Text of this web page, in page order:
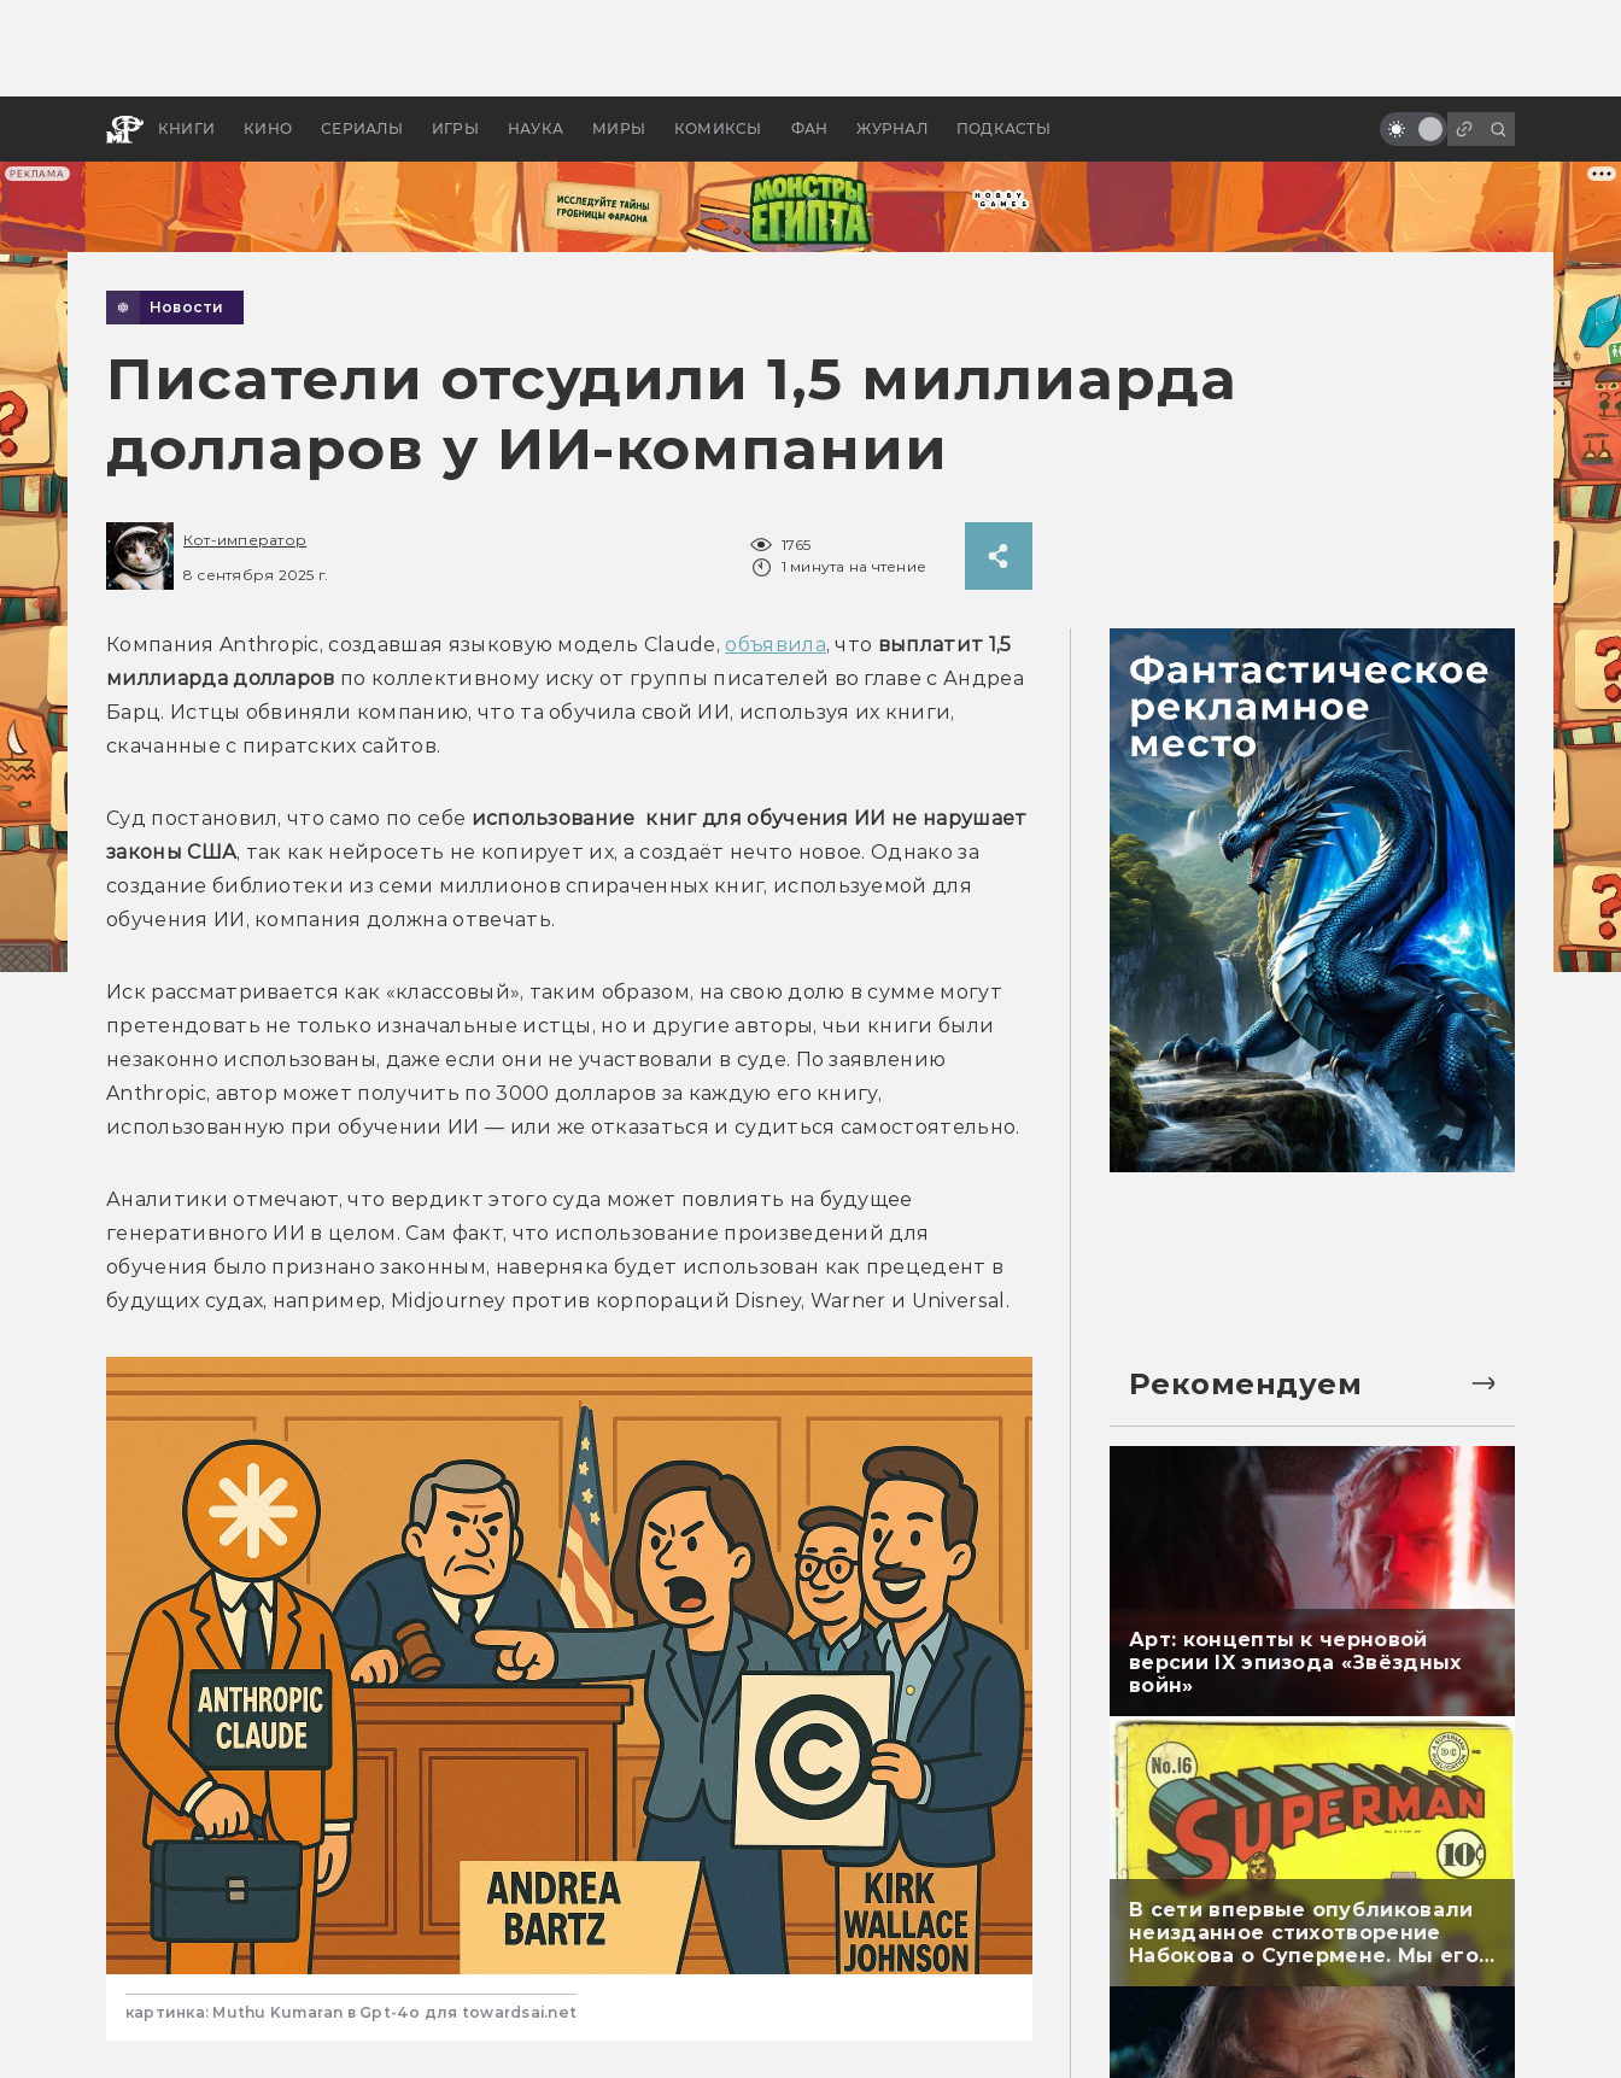
РЕКЛАМА
КНИГИ КИНО СЕРИАЛЫ ИГРЫ НАУКА МИРЫ КОМИКСЫ ФАН ЖУРНАЛ ПОДКАСТЫ
апокалипсис, в России —
бы «Властелина колец»
кинопредшественники
Новости
Писатели отсудили 1,5 миллиарда
долларов у ИИ-компании
Кот-император
8 сентября 2025 г.
1765
1 минута на чтение
Компания Anthropic, создавшая языковую модель Claude, объявила, что выплатит 1,5
миллиарда долларов по коллективному иску от группы писателей во главе с Андреа
Барц. Истцы обвиняли компанию, что та обучила свой ИИ, используя их книги,
Суд постановил, что само по себе использование  книг для обучения ИИ не нарушает
законы США, так как нейросеть не копирует их, а создаёт нечто новое. Однако за
создание библиотеки из семи миллионов спираченных книг, используемой для
Иск рассматривается как «классовый», таким образом, на свою долю в сумме могут
претендовать не только изначальные истцы, но и другие авторы, чьи книги были
незаконно использованы, даже если они не участвовали в суде. По заявлению
Anthropic, автор может получить по 3000 долларов за каждую его книгу,
использованную при обучении ИИ — или же отказаться и судиться самостоятельно.
Аналитики отмечают, что вердикт этого суда может повлиять на будущее
генеративного ИИ в целом. Сам факт, что использование произведений для
обучения было признано законным, наверняка будет использован как прецедент в
будущих судах, например, Midjourney против корпораций Disney, Warner и Universal.
картинка: Muthu Kumaran в Gpt-4o для towardsai.net
Рекомендуем
Арт: концепты к черновой
версии IX эпизода «Звёздных
войн»
В сети впервые опубликовали
неизданное стихотворение
Набокова о Супермене. Мы его
перевели